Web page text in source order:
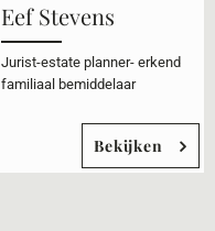
Eef Stevens
Jurist-estate planner- erkend
familiaal bemiddelaar
Bekijken